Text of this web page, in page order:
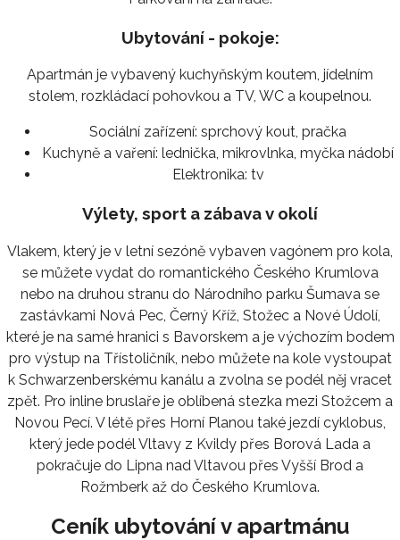
Ubytování - pokoje:
Apartmán je vybavený kuchyňským koutem, jídelním
stolem, rozkládací pohovkou a TV, WC a koupelnou.
Sociální zařízení: sprchový kout, pračka
Kuchyně a vaření: lednička, mikrovlnka, myčka nádobí
Elektronika: tv
Výlety, sport a zábava v okolí
Vlakem, který je v letní sezóně vybaven vagónem pro kola,
se můžete vydat do romantického Českého Krumlova
nebo na druhou stranu do Národního parku Šumava se
zastávkami Nová Pec, Černý Kříž, Stožec a Nové Údolí,
které je na samé hranici s Bavorskem a je výchozím bodem
pro výstup na Třístoličník, nebo můžete na kole vystoupat
k Schwarzenberskému kanálu a zvolna se podél něj vracet
zpět. Pro inline bruslaře je oblíbená stezka mezi Stožcem a
Novou Pecí. V létě přes Horní Planou také jezdí cyklobus,
který jede podél Vltavy z Kvildy přes Borová Lada a
pokračuje do Lipna nad Vltavou přes Vyšší Brod a
Rožmberk až do Českého Krumlova.
Ceník ubytování v apartmánu